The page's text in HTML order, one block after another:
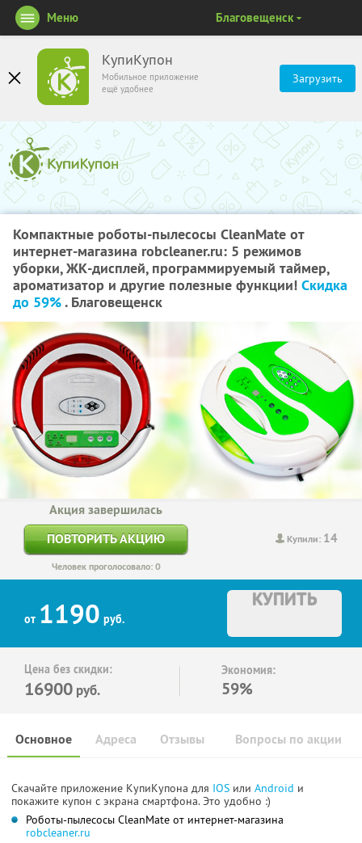
КупиКупон
Мобильное приложение
ещё удобнее
Загрузить
Меню Благовещенск
Компактные роботы-пылесосы CleanMate от
интернет-магазина robcleaner.ru: 5 режимов
уборки, ЖК-дисплей, программируемый таймер,
ароматизатор и другие полезные функции! Скидка
до 59%. Благовещенск
Купили: 14
Акция завершилась
ПОВТОРИТЬ АКЦИЮ
Человек проголосовало: 0
от 1190 руб.
КУПИТЬ
Цена без скидки:
16900 руб.
Экономия:
59%
Основное Отзывы Вопросы по акции
Адреса
Скачайте приложение КупиКупона для IOS или Android и
покажите купон с экрана смартфона. Это удобно :)
Роботы-пылесосы CleanMate от интернет-магазина
robcleaner.ru